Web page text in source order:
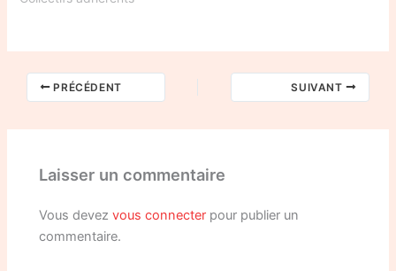
PRÉCÉDENT SUIVANT
Laisser un commentaire
Vous devezvous connecter pour publier un
commentaire.